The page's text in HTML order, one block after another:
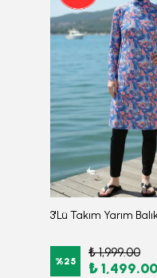
%25
₺ 1,999.00
₺ 1,499.00